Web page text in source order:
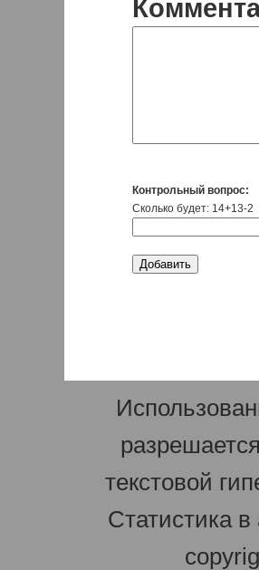
Контрольный вопрос:
Сколько будет: 14+13-2
текстовой
Статистика